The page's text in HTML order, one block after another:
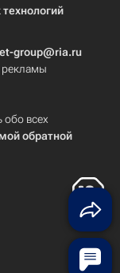
group@ria.ru
рекламы
обо всех
обратной